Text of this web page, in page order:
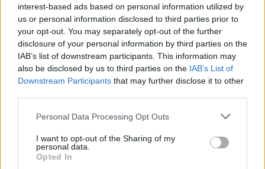
interest-based ads based on personal information utilized by
us or personal information disclosed to third parties prior to
your opt-out. You may separately opt-out of the further
disclosure of your personal information by third parties on the
IAB’s list of downstream participants. This information may
also be disclosed by us to third parties on the IAB’s List of
Downstream Participants that may further disclose it to other
Personal Data Processing Opt Outs
I want to opt-out of the Sharing of my
personal data.
Opted In